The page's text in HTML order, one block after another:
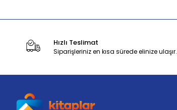
Hızlı Teslimat
Siparişleriniz en kısa sürede elinize ulaşır.